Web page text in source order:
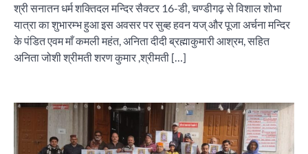
श्री सनातन धर्म शक्तिदल मन्दिर सैक्टर 16-डी, चण्डीगढ़ से विशाल शोभा
यात्रा का शुभारम्भ हुआ इस अवसर पर सुब्ह हवन यज् और पूजा अर्चना मन्दिर
के पंडित एवम माँ कमली महंत, अनिता दीदी ब्रह्माकुमारी आश्रम, सहित
अनिता जोशी श्रीमती शरण कुमार ,श्रीमती […]